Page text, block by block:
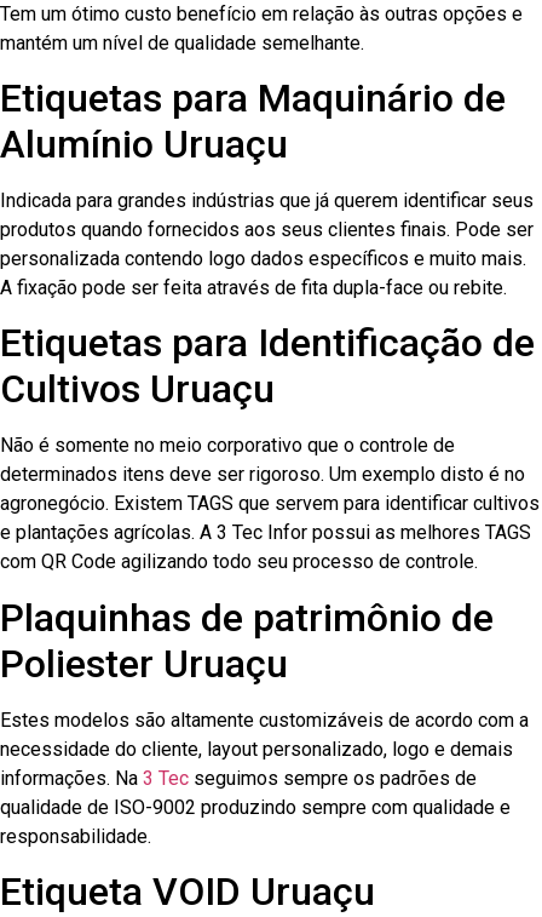
Tem um ótimo custo benefício em relação às outras opções e
mantém um nível de qualidade semelhante.
Etiquetas para Maquinário de
Alumínio Uruaçu
Indicada para grandes indústrias que já querem identificar seus
produtos quando fornecidos aos seus clientes finais. Pode ser
personalizada contendo logo dados específicos e muito mais.
A fixação pode ser feita através de fita dupla-face ou rebite.
Etiquetas para Identificação de
Cultivos Uruaçu
Não é somente no meio corporativo que o controle de
determinados itens deve ser rigoroso. Um exemplo disto é no
agronegócio. Existem TAGS que servem para identificar cultivos
e plantações agrícolas. A 3 Tec Infor possui as melhores TAGS
com QR Code agilizando todo seu processo de controle.
Plaquinhas de patrimônio de
Poliester Uruaçu
Estes modelos são altamente customizáveis de acordo com a
necessidade do cliente, layout personalizado, logo e demais
informações. Na 3 Tec seguimos sempre os padrões de
qualidade de ISO-9002 produzindo sempre com qualidade e
responsabilidade.
Etiqueta VOID Uruaçu